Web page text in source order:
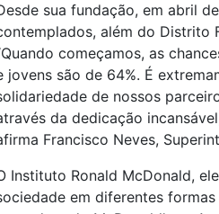
sua fundação, em abril
além do Distrito
começamos, as
jovens são de 64%. É
de nossos
da dedicação
Francisco Neves,
Instituto Ronald McDonald,
em diferentes